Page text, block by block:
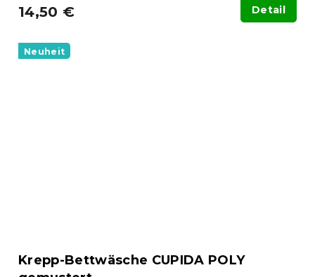
14,50 € Detail
Neuheit
Krepp-Bettwäsche CUPIDA POLY